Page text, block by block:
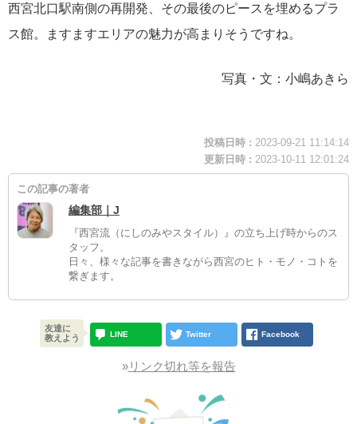
西宮北口駅南側の再開発、その最後のピースを埋めるプラ
ス館。ますますエリアの魅力が高まりそうですね。
写真・文：小嶋あきら
投稿日時 : 2023-09-21 11:14:14
更新日時 : 2023-10-11 12:01:24
この記事の著者
編集部｜J
『西宮流（にしのみやスタイル）』の立ち上げ時からのス
タッフ。
日々、様々な記事を書きながら西宮のヒト・モノ・コトを
繋ぎます。
友達に
教えよう
LINE Twitter Facebook
»リンク切れ等を報告